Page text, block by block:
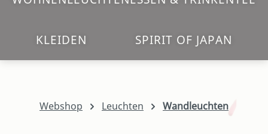
KLEIDEN SPIRIT OF JAPAN
Webshop Leuchten Wandleuchten